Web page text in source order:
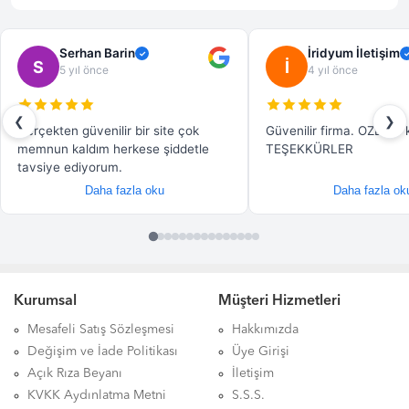
Kurumsal
Mesafeli Satış Sözleşmesi
Değişim ve İade Politikası
Açık Rıza Beyanı
KVKK Aydınlatma Metni
Müşteri Hizmetleri
Hakkımızda
Üye Girişi
İletişim
S.S.S.